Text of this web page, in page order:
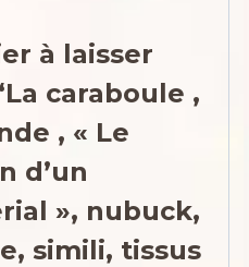
à laisser
caraboule ,
, « Le
d’un
», nubuck,
simili, tissus